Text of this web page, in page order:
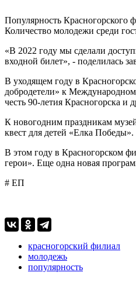
Популярность Красногорского
Количество молодежи среди
«В 2022 году мы сделали
входной билет», - поделилась
В уходящем году в
добродетели» к
честь 90-летия Красногорска и
К новогодним праздникам
квест для детей «Елка Победы».
В этом году в Красногорском
герои». Еще одна новая
# ЕП
красногорский филиал
молодежь
популярность